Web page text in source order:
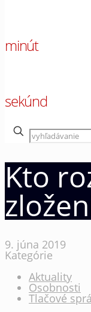
minút
sekúnd
Kto
9. júna 2019
Kategórie
Aktuality
Osobnosti
Tlačové